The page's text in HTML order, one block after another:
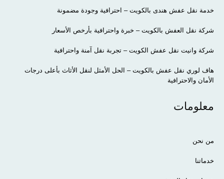
خدمة نقل عفش هندى بالكويت – احترافية وجودة مضمونة
شركة نقل العفش بالكويت – خبرة واحترافية بأرخص الأسعار
شركة وانيت نقل عفش الكويت – تجربة نقل آمنة واحترافية
هاف لوري نقل عفش بالكويت – الحل الأمثل لنقل الأثاث بأعلى درجات
الأمان والاحترافية
معلومات
من نحن
خدماتنا